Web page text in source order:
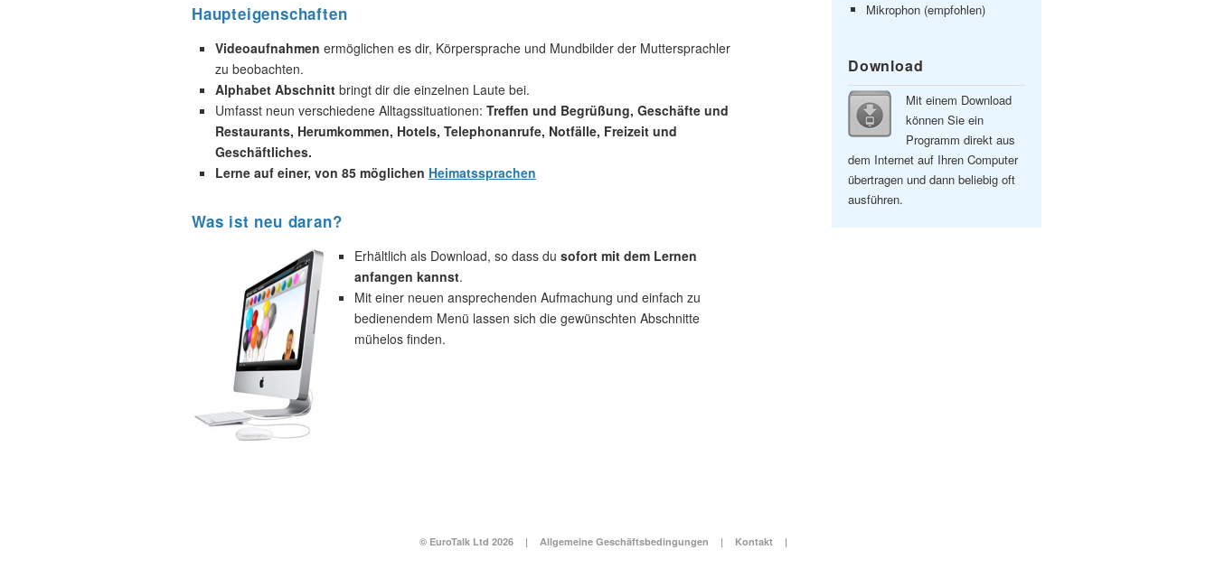
Haupteigenschaften
Videoaufnahmen ermöglichen es dir, Körpersprache und Mundbilder der Muttersprachler
zu beobachten.
Alphabet Abschnitt bringt dir die einzelnen Laute bei.
Umfasst neun verschiedene Alltagssituationen: Treffen und Begrüßung, Geschäfte und
Restaurants, Herumkommen, Hotels, Telephonanrufe, Notfälle, Freizeit und
Geschäftliches.
Lerne auf einer, von 85 möglichen Heimatssprachen
Was ist neu daran?
Erhältlich als Download, so dass du sofort mit dem Lernen
anfangen kannst.
Mit einer neuen ansprechenden Aufmachung und einfach zu
bedienendem Menü lassen sich die gewünschten Abschnitte
mühelos finden.
Mikrophon (empfohlen)
Download
Mit einem Download
können Sie ein
Programm direkt aus
dem Internet auf Ihren Computer
übertragen und dann beliebig oft
ausführen.
© EuroTalk Ltd 2026 | Allgemeine Geschäftsbedingungen | Kontakt |